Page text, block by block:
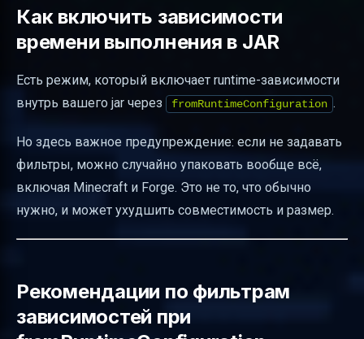
Как включить зависимости
времени выполнения в JAR
Есть режим, который включает runtime-зависимости
внутрь вашего jar через
fromRuntimeConfiguration .
Но здесь важное предупреждение: если не задавать
фильтры, можно случайно упаковать вообще всё,
включая Minecraft и Forge. Это не то, что обычно
нужно, и может ухудшить совместимость и размер.
Рекомендации по фильтрам
зависимостей при